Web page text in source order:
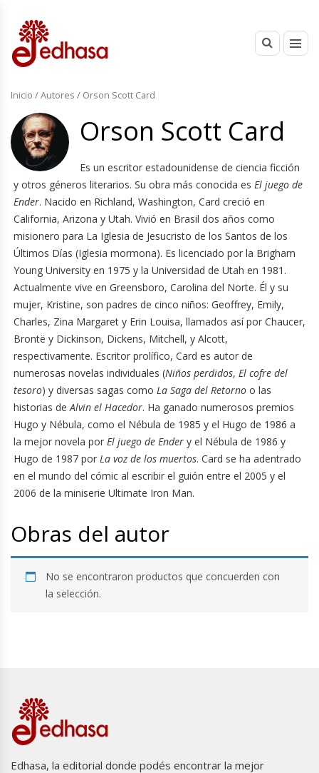
Inicio / Autores / Orson Scott Card
Orson Scott Card
Es un escritor estadounidense de ciencia ficción
y otros géneros literarios. Su obra más conocida es El juego de
Ender. Nacido en Richland, Washington, Card creció en
California, Arizona y Utah. Vivió en Brasil dos años como
misionero para La Iglesia de Jesucristo de los Santos de los
Últimos Días (Iglesia mormona). Es licenciado por la Brigham
Young University en 1975 y la Universidad de Utah en 1981.
Actualmente vive en Greensboro, Carolina del Norte. Él y su
mujer, Kristine, son padres de cinco niños: Geoffrey, Emily,
Charles, Zina Margaret y Erin Louisa, llamados así por Chaucer,
Brontë y Dickinson, Dickens, Mitchell, y Alcott,
respectivamente. Escritor prolífico, Card es autor de
numerosas novelas individuales (Niños perdidos, El cofre del
tesoro) y diversas sagas como La Saga del Retorno o las
historias deAlvin el Hacedor. Ha ganado numerosos premios
Hugo y Nébula, como el Nébula de 1985 y el Hugo de 1986 a
la mejor novela por El juego de Ender y el Nébula de 1986 y
Hugo de 1987 por La voz de los muertos. Card se ha adentrado
en el mundo del cómic al escribir el guión entre el 2005 y el
2006 de la miniserie Ultimate Iron Man.
Obras del autor
No se encontraron productos que concuerden con
la selección.
Edhasa, la editorial donde podés encontrar la mejor